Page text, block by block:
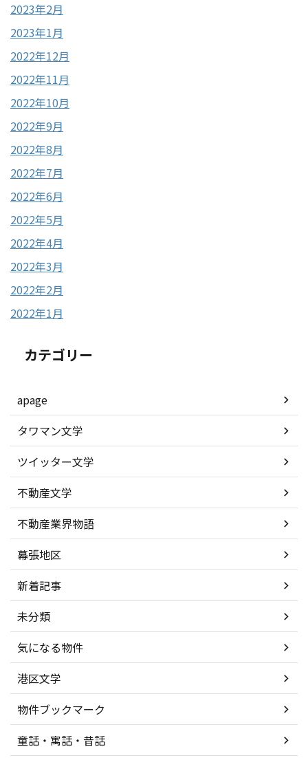
2023年2月
2023年1月
2022年12月
2022年11月
2022年10月
2022年9月
2022年8月
2022年7月
2022年6月
2022年5月
2022年4月
2022年3月
2022年2月
2022年1月
カテゴリー
apage
タワマン文学
ツイッター文学
不動産文学
不動産業界物語
幕張地区
新着記事
未分類
気になる物件
港区文学
物件ブックマーク
童話・寓話・昔話